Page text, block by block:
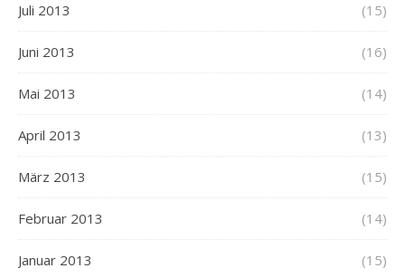
Juli 2013 (15)
Juni 2013 (16)
Mai 2013 (14)
April 2013 (13)
März 2013 (15)
Februar 2013 (14)
Januar 2013 (15)